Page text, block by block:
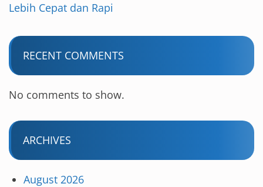
Lebih Cepat dan Rapi
RECENT COMMENTS
No comments to show.
ARCHIVES
August 2026